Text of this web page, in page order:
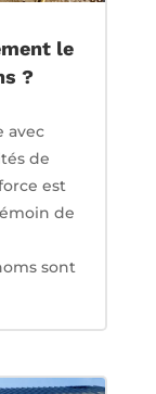
le
?
avec
de
est
de
sont